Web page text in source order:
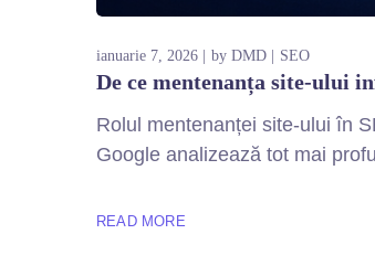
ianuarie 7, 2026 by DMD SEO
De ce mentenanța site-ului
Rolul mentenanței site-ului în
Google analizează tot mai
READ MORE